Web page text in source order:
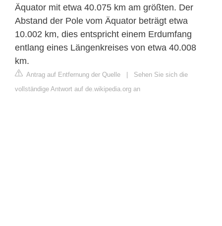
Äquator mit etwa 40.075 km am größten. Der
Abstand der Pole vom Äquator beträgt etwa
10.002 km, dies entspricht einem Erdumfang
entlang eines Längenkreises von etwa 40.008
km.
Antrag auf Entfernung der Quelle
Sehen Sie sich die
vollständige Antwort auf de.wikipedia.org an